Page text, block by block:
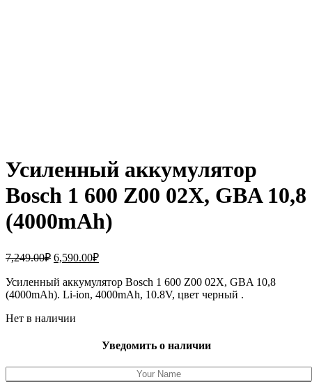
Усиленный аккумулятор
Bosch 1 600 Z00 02X, GBA 10,8
(4000mAh)
7,249.00₽ Первоначальная
составляла
7,249.00₽.
6,590.00₽Текущая
6,590.00₽.
Усиленный аккумулятор Bosch 1 600 Z00 02X, GBA 10,8
(4000mAh). Li-ion, 4000mAh, 10.8V, цвет черный .
Нет в наличии
Уведомить о наличии